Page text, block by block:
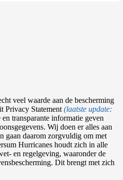
veel waarde aan de bescherming
Privacy Statement (laatste update:
transparante informatie geven
Wij doen er alles aan
gaan daarom zorgvuldig om met
Hurricanes houdt zich in alle
en regelgeving, waaronder de
Dit brengt met zich